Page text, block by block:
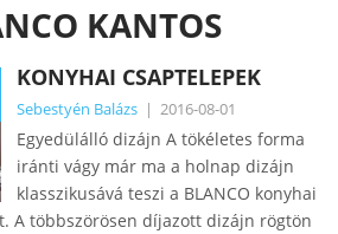
KANTOS
KONYHAI CSAPTELEPEK
Sebestyén Balázs | 2016-08-01
Egyedülálló dizájn A tökéletes forma
iránti vágy már ma a holnap dizájn
klasszikusává teszi a BLANCO konyhai
A többszörösen díjazott dizájn rögtön